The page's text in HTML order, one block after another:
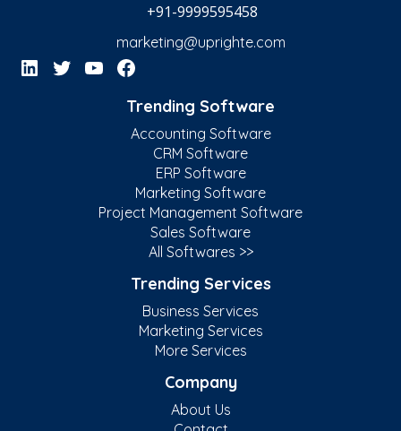
+91-9999595458
marketing@uprighte.com
Trending Software
Accounting Software
CRM Software
ERP Software
Marketing Software
Project Management Software
Sales Software
All Softwares >>
Trending Services
Business Services
Marketing Services
More Services
Company
About Us